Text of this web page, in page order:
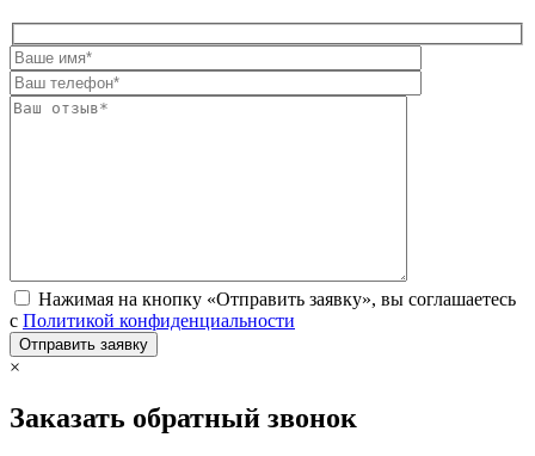
Нажимая на кнопку «Отправить заявку», вы соглашаетесь
с Политикой конфиденциальности
×
Заказать обратный звонок